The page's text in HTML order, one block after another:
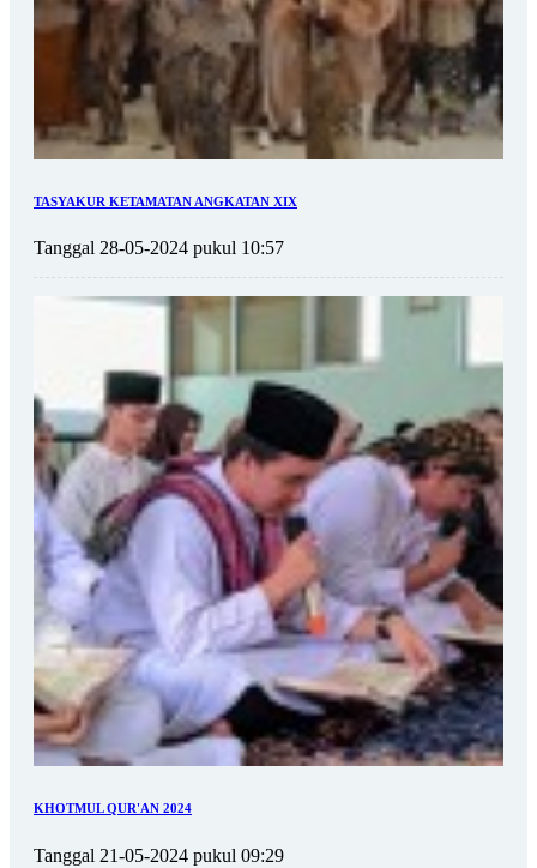
TASYAKUR KETAMATAN ANGKATAN XIX
Tanggal 28-05-2024 pukul 10:57
KHOTMUL QUR'AN 2024
Tanggal 21-05-2024 pukul 09:29